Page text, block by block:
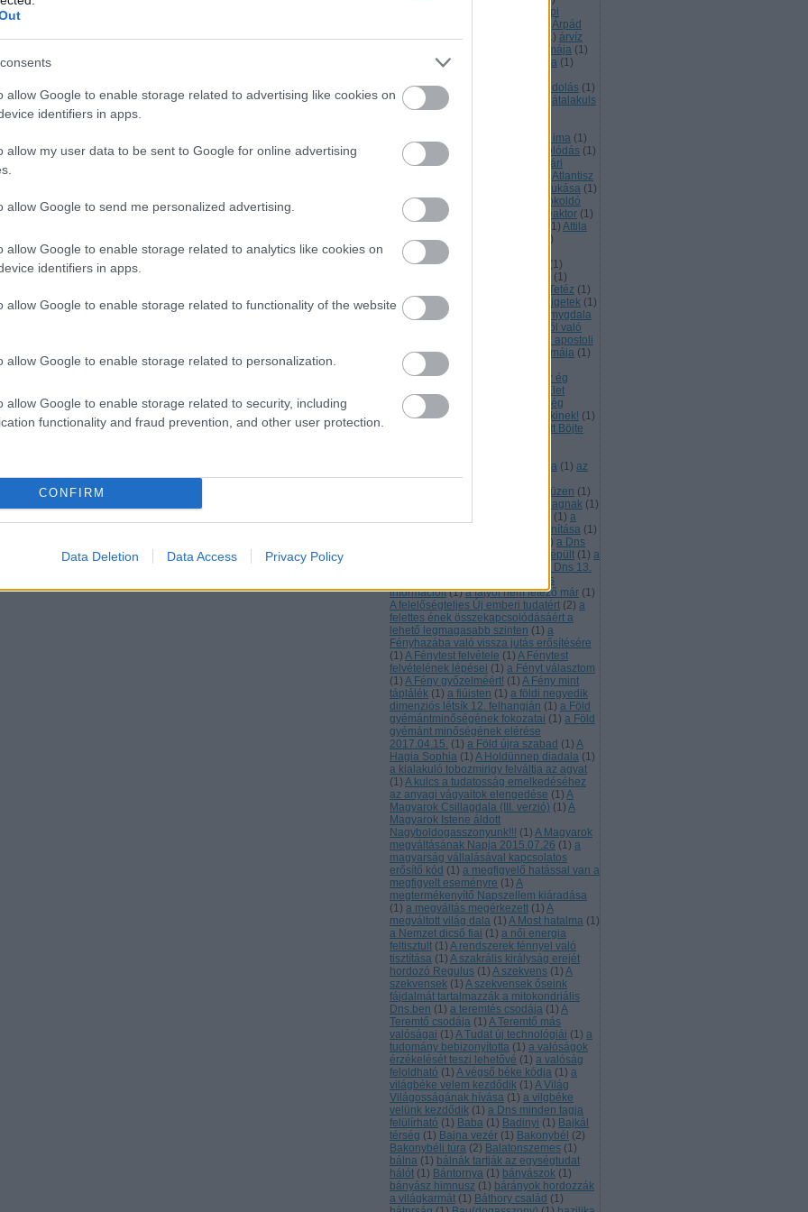
allow Google to enable storage related to advertising like cookies on
identifiers in apps.
allow my user data to be sent to Google for online advertising
allow Google to send me personalized advertising.
allow Google to enable storage related to analytics like cookies on
identifiers in apps.
allow Google to enable storage related to functionality of the website
allow Google to enable storage related to personalization.
allow Google to enable storage related to security, including
functionality and fraud prevention, and other user protection.
CONFIRM
Data Deletion Data Access Privacy Policy
Árpád napi
Árpád
vérvonala (1)Arraragat 1) árvíz
Assisi Szent Ferec imája (1)
Astana Heliksz a felvirágzás kódja (1)
asztráltest (2 Ataiszi kódolás (1)
ataiszi magok
átalakuls
átalakultást segíti
Atanykort segítő ima (1)
átélés
( áthangolás áthangolódás (1)
Atilla a Hunok királya
Atilla nyári
Atlantisz
Atlantisz bukása (1)
átlényegülés
átokoldó
szöveg
atomerőmű atomreaktor (1)
1) Attila
nagykirály (
)
ÁTVÁLTOZÁS
Átváltozás ( (1)
(1)
Avilai Szent Tetéz (1)
Az
(1 azért küldtelek Azovi szigetek (1)
az agytörzs kéken világít
az amygdala
Az anyagból való
az apostoli
korona működik
az Aranykor imája (1)
az Aranykor itt van
megtapasztalásának napja
az ég
Az Élet
virágának ősi titka
Az emberiség
nevében megbocsájtunk mindenkinek! (1)
Az emberi méltóságért díjat kapott Böjte
kápolnájának mennyezeti freskója (1) az
örök élet helye
az Ótörök néplélek üzen (1)
Az Úzok 7. leszármazotti ága a Magnak (1)
(1) a
a bárány tanítása (1)
) a Dns
a Dns 13. rétege kiépült (1) a
a Dns 13.
rétege tartalmazza a fénnyé válás
információit (1) a fátyol nem létező már (1)
A felelőségteljes Új emberi tudatért (2) a
felettes ének összekapcsolódásáért a
lehető legmagasabb szinten (1) a
Fényhazába való vissza jutás erősítésére
(1) A Fénytest felvétele (1) A Fénytest
felvételének lépései (1) a Fényt választom
(1) A Fény győzelméért! (1) A Fény mint
táplálék (1) a fiúisten (1) a földi negyedik
dimenziós létsík 12. felhangján (1) a Föld
gyémántminőségének fokozatai (1) a Föld
gyémánt minőségének elérése
2017.04.15. (1) a Föld újra szabad (1) A
Hagia Sophia (1) A Holdünnep diadala (1)
a kialakuló tobozmirigy felváltja az agyat
(1) A kulcs a tudatosság emelkedéséhez
az anyagi vágyaitok elengedése (1) A
Magyarok Csillagdala (III. verzió) (1) A
Magyarok Istene áldott
Nagyboldogasszonyunk!!! (1) A Magyarok
megváltásának Napja 2015.07.26 (1) a
magyarság vállalásával kapcsolatos
erősítő kód (1) a megfigyelő hatással van a
megfigyelt eseményre (1) A
megtermékenyítő Napszellem kiáradása
(1) a megváltás megérkezett (1) A
megváltott világ dala (1) A Most hatalma (1)
a Nemzet dicső fiai (1) a női energia
feltisztult (1) A rendszerek fénnyel való
tisztítása (1) A szakrális királyság erejét
hordozó Regulus (1) A szekvens (1) A
szekvensek (1) A szekvensek őseink
fájdalmát tartalmazzák a mitokondriális
Dns.ben (1) a teremtés csodája (1) A
Teremtő csodája (1) A Teremtő más
valóságai (1) A Tudat új technológiái (1) a
tudomány bebizonyította (1) a valóságok
érzékelését teszi lehetővé (1) a valóság
feloldható (1) A végső béke kódja (1) a
világbéke velem kezdődik (1) A Világ
Világosságának hívása (1) a vilgbéke
velünk kezdődik (1) a Dns minden tagja
felülírható (1) Baba (1) Badinyi (1) Bajkál
térség (1) Bajna vezér (1) Bakonybél (2)
Bakonybéli túra (2) Balatonszemes (1)
bálna (1) bálnák tartják az egységtudat
hálót (1) Bántornya (1) bányászok (1)
bányász himnusz (1) bárányok hordozzák
a világkarmát (1) Báthory család (1)